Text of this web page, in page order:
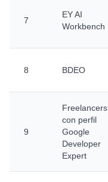
7
EY AI
Workbench
8 BDEO
9
Freelancers
con perfil
Google
Developer
Expert